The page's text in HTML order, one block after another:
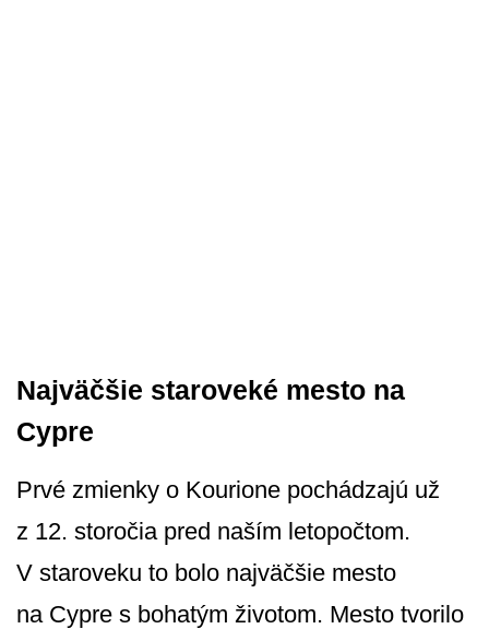
Najväčšie staroveké mesto na
Cypre
Prvé zmienky o Kourione pochádzajú už
z 12. storočia pred naším letopočtom.
V staroveku to bolo najväčšie mesto
na Cypre s bohatým životom. Mesto tvorilo